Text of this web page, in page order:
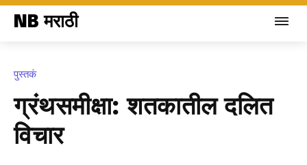
NB मराठी
पुस्तकं
ग्रंथसमीक्षा: शतकातील दलित
विचार